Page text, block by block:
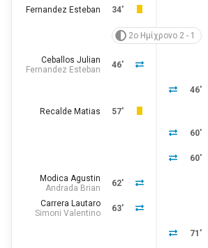
34'
Fernandez Esteban
2ο Ημίχρονο 2 - 1
46'
Ceballos Julian
Fernandez Esteban
46'
57'
Recalde Matias
60'
60'
62'
Modica Agustin
Andrada Brian
63'
Carrera Lautaro
Simoni Valentino
71'